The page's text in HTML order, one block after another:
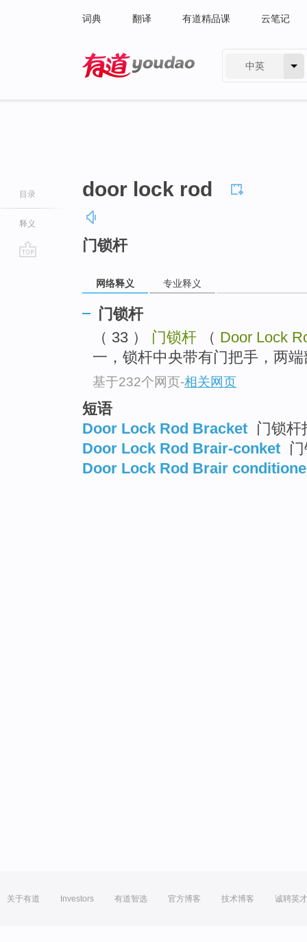
词典 翻译 有道精品课 云笔记
中英
目录
释义
door lock rod
门锁杆
网络释义 专业释义
门锁杆
（ 33 ） 门锁杆 （ Door Lock
一，锁杆中央带有门把手，两
基于232个网页-相关网页
短语
Door Lock Rod Bracket 门锁杆
Door Lock Rod Brair-conket
Door Lock Rod Brair
关于有道 Investors 有道智选 官方博客 技术博客 诚聘英才